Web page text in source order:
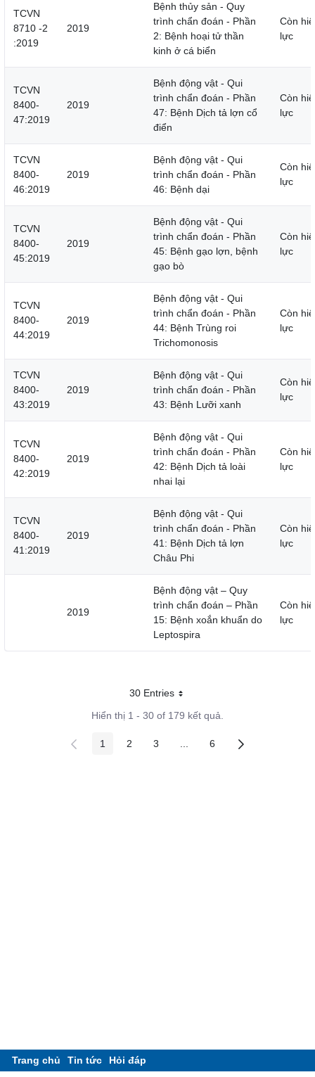
TCVN
8710 -2
:2019
2019
Bệnh thủy sản - Quy
trình chẩn đoán - Phần
2: Bệnh hoại tử thần
kinh ở cá biển
Còn
lực
TCVN
8400-
47:2019
2019
Bệnh động vật - Qui
trình chẩn đoán - Phần
47: Bệnh Dịch tả lợn cổ
điển
Còn
lực
TCVN
8400-
46:2019
2019
Bệnh động vật - Qui
trình chẩn đoán - Phần
46: Bệnh dại
Còn
lực
TCVN
8400-
45:2019
2019
Bệnh động vật - Qui
trình chẩn đoán - Phần
45: Bệnh gạo lợn, bệnh
gạo bò
Còn
lực
TCVN
8400-
44:2019
2019
Bệnh động vật - Qui
trình chẩn đoán - Phần
44: Bệnh Trùng roi
Trichomonosis
Còn
lực
TCVN
8400-
43:2019
2019
Bệnh động vật - Qui
trình chẩn đoán - Phần
43: Bệnh Lưỡi xanh
Còn
lực
TCVN
8400-
42:2019
2019
Bệnh động vật - Qui
trình chẩn đoán - Phần
42: Bệnh Dịch tả loài
nhai lại
Còn
lực
TCVN
8400-
41:2019
2019
Bệnh động vật - Qui
trình chẩn đoán - Phần
41: Bệnh Dịch tả lợn
Châu Phi
Còn
lực
2019
Bệnh động vật – Quy
trình chẩn đoán – Phần
15: Bệnh xoắn khuẩn do
Leptospira
Còn
lực
30 EntriesMỗi trang
Hiển thị 1 - 30 of 179 kết quả.
Các trang trên cổng
1 Các trang trên cổng
2 Các trang trên cổng
3 Các trang trung gian
Các trang trên cổng
6
Trang chủ Tin tức
Hỏi đáp